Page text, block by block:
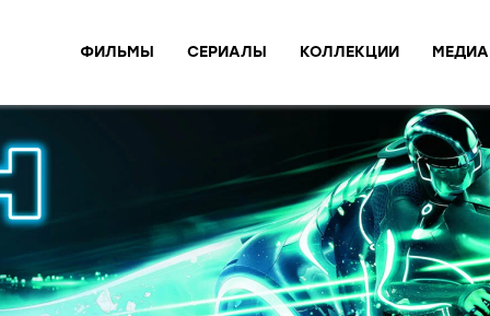
ФИЛЬМЫ СЕРИАЛЫ КОЛЛЕКЦИИ МЕДИА